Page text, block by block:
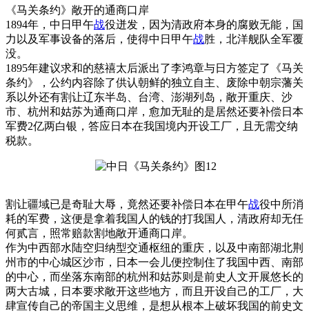
《马关条约》敞开的通商口岸
1894年，中日甲午战役迸发，因为清政府本身的腐败无能，国
力以及军事设备的落后，使得中日甲午战胜，北洋舰队全军覆
没。
1895年建议求和的慈禧太后派出了李鸿章与日方签定了《马关
条约》，公约内容除了供认朝鲜的独立自主、废除中朝宗藩关
系以外还有割让辽东半岛、台湾、澎湖列岛，敞开重庆、沙
市、杭州和姑苏为通商口岸，愈加无耻的是居然还要补偿日本
军费2亿两白银，答应日本在我国境内开设工厂，且无需交纳
税款。
割让疆域已是奇耻大辱，竟然还要补偿日本在甲午战役中所消
耗的军费，这便是拿着我国人的钱的打我国人，清政府却无任
何贰言，照常赔款割地敞开通商口岸。
作为中西部水陆空归纳型交通枢纽的重庆，以及中南部湖北荆
州市的中心城区沙市，日本一会儿便控制住了我国中西、南部
的中心，而坐落东南部的杭州和姑苏则是前史人文开展悠长的
两大古城，日本要求敞开这些地方，而且开设自己的工厂，大
肆宣传自己的帝国主义思维，是想从根本上破坏我国的前史文